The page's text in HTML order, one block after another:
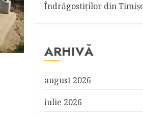
Îndrăgostiţilor din
ARHIVĂ
august 2026
iulie 2026